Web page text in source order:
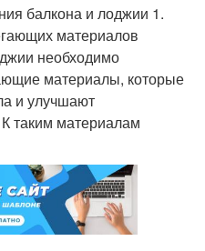
балкона и лоджии 1.
материалов
необходимо
материалы, которые
и улучшают
таким материалам